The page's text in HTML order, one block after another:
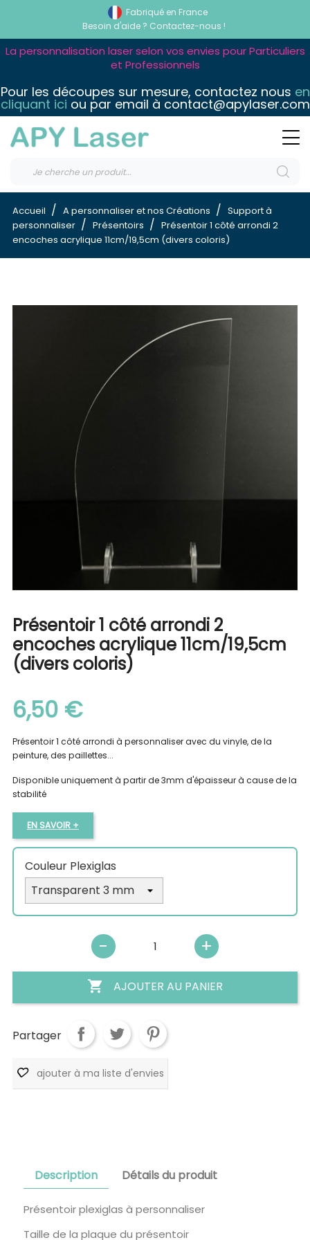
La personnalisation laser selon vos envies pour Particuliers
et Professionnels
Pour les découpes sur mesure, contactez nous en
cliquant ici ou par email à contact@apylaser.com
Fabriqué en France
Besoin d'aide ? Contactez-nous !
Accueil A personnaliser et nos Créations
Support à
personnaliser
Présentoirs
Présentoir 1 côté arrondi 2
encoches acrylique 11cm/19,5cm (divers coloris)
Présentoir 1 côté arrondi 2
encoches acrylique 11cm/19,5cm
(divers coloris)
6,50 €
Présentoir 1 côté arrondi à personnaliser avec du vinyle, de la
peinture, des paillettes...
Disponible uniquement à partir de 3mm d'épaisseur à cause de la
stabilité
EN SAVOIR +
Couleur Plexiglas
 AJOUTER AU PANIER
Partager
ajouter à ma liste d'envies
Description Détails du produit
Présentoir plexiglas à personnaliser
Taille de la plaque du présentoir